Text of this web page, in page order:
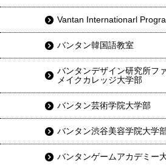
Vantan Internationarl
バンタン韓国語教室
バンタンデザイン研究所フ
メイクカレッジ大学部
バンタン芸術学院大学部
バンタン渋谷美容学院大学
バンタンゲームアカデミー